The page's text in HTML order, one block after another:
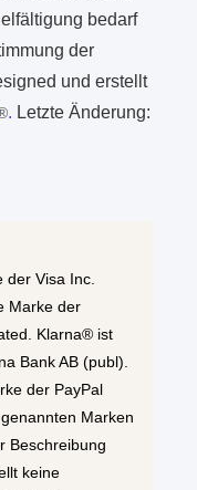
bedarf
der
und erstellt
. Letzte Änderung:
der Visa Inc.
Marke der
Klarna® ist
Bank AB (publ).
der PayPal
Marken
Beschreibung
keine